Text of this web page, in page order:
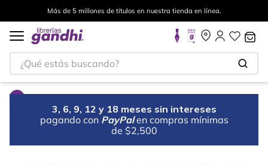
Más de 5 millones de títulos en nuestra tienda en línea.
¿Qué estás buscando?
3, 6, 9, 12 y 18 meses sin intereses
pagando con PayPal en compras mínimas
de $2,500